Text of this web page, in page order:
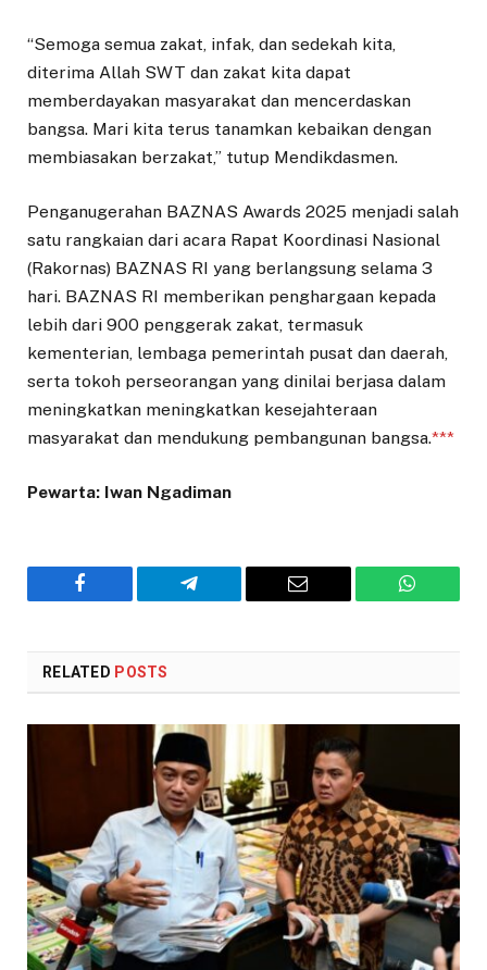
“Semoga semua zakat, infak, dan sedekah kita,
diterima Allah SWT dan zakat kita dapat
memberdayakan masyarakat dan mencerdaskan
bangsa. Mari kita terus tanamkan kebaikan dengan
membiasakan berzakat,” tutup Mendikdasmen.
Penganugerahan BAZNAS Awards 2025 menjadi salah
satu rangkaian dari acara Rapat Koordinasi Nasional
(Rakornas) BAZNAS RI yang berlangsung selama 3
hari. BAZNAS RI memberikan penghargaan kepada
lebih dari 900 penggerak zakat, termasuk
kementerian, lembaga pemerintah pusat dan daerah,
serta tokoh perseorangan yang dinilai berjasa dalam
meningkatkan meningkatkan kesejahteraan
masyarakat dan mendukung pembangunan bangsa.***
Pewarta: Iwan Ngadiman
Facebook Telegram Email
RELATED POSTS